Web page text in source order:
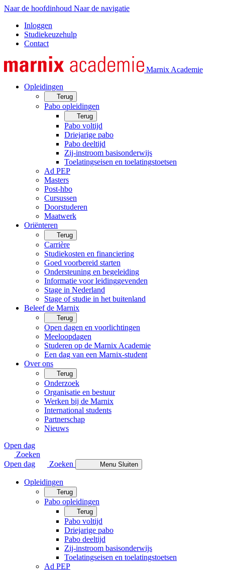
Naar de hoofdinhoud Naar de navigatie
Inloggen
Studiekeuzehulp
Contact
Marnix Academie
Opleidingen
Terug
Pabo opleidingen
Terug
Pabo voltijd
Driejarige pabo
Pabo deeltijd
Zij-instroom basisonderwijs
Toelatingseisen en toelatingstoetsen
Ad PEP
Masters
Post-hbo
Cursussen
Doorstuderen
Maatwerk
Oriënteren
Terug
Carrière
Studiekosten en financiering
Goed voorbereid starten
Ondersteuning en begeleiding
Informatie voor leidinggevenden
Stage in Nederland
Stage of studie in het buitenland
Beleef de Marnix
Terug
Open dagen en voorlichtingen
Meeloopdagen
Studeren op de Marnix Academie
Een dag van een Marnix-student
Over ons
Terug
Onderzoek
Organisatie en bestuur
Werken bij de Marnix
International students
Partnerschap
Nieuws
Open dag
Zoeken
Open dag
Zoeken Menu Sluiten
Opleidingen
Terug
Pabo opleidingen
Terug
Pabo voltijd
Driejarige pabo
Pabo deeltijd
Zij-instroom basisonderwijs
Toelatingseisen en toelatingstoetsen
Ad PEP